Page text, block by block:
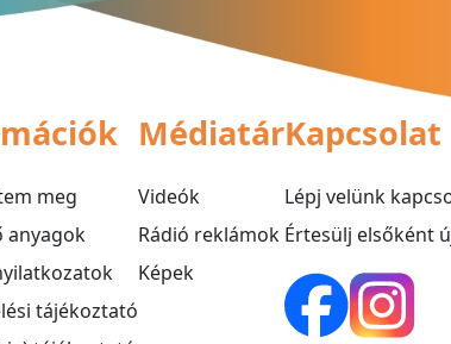
meg
anyagok
tájékoztató
Médiatár
Videók
Rádió reklámok
Képek
Kapcsolat
Lépj velünk
Értesülj elsőként